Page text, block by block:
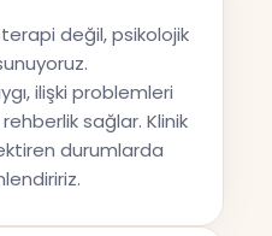
değil, psikolojik
ilişki problemleri
sağlar. Klinik
durumlarda